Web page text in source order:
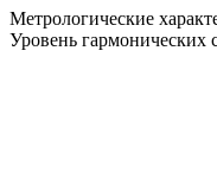
Метрологические
Уровень гармонических